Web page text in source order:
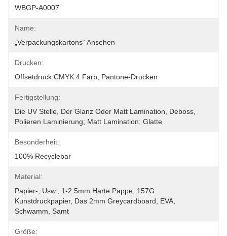
WBGP-A0007
Name:
„Verpackungskartons“ Ansehen
Drucken:
Offsetdruck CMYK 4 Farb, Pantone-Drucken
Fertigstellung:
Die UV Stelle, Der Glanz Oder Matt Lamination, Deboss,
Polieren Laminierung; Matt Lamination; Glatte
Besonderheit:
100% Recyclebar
Material:
Papier-, Usw., 1-2.5mm Harte Pappe, 157G
Kunstdruckpapier, Das 2mm Greycardboard, EVA,
Schwamm, Samt
Größe: